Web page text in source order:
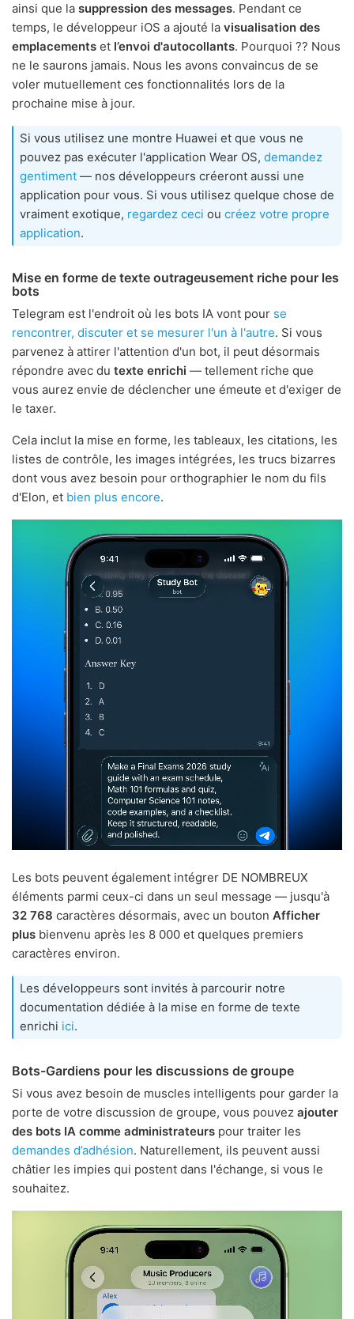
ainsi que la suppression des messages. Pendant ce
temps, le développeur iOS a ajouté la visualisation des
emplacements et l’envoi d'autocollants. Pourquoi ?? Nous
ne le saurons jamais. Nous les avons convaincus de se
voler mutuellement ces fonctionnalités lors de la
prochaine mise à jour.
Si vous utilisez une montre Huawei et que vous ne
pouvez pas exécuter l'application Wear OS, demandez
gentiment — nos développeurs créeront aussi une
application pour vous. Si vous utilisez quelque chose de
vraiment exotique, regardez ceci ou créez votre propre
application.
Mise en forme de texte outrageusement riche pour les
bots
Telegram est l'endroit où les bots IA vont pour se
rencontrer, discuter et se mesurer l'un à l'autre. Si vous
parvenez à attirer l'attention d'un bot, il peut désormais
répondre avec du texte enrichi — tellement riche que
vous aurez envie de déclencher une émeute et d'exiger de
le taxer.
Cela inclut la mise en forme, les tableaux, les citations, les
listes de contrôle, les images intégrées, les trucs bizarres
dont vous avez besoin pour orthographier le nom du fils
d'Elon, et bien plus encore.
Les bots peuvent également intégrer DE NOMBREUX
éléments parmi ceux-ci dans un seul message — jusqu'à
32 768 caractères désormais, avec un bouton Afficher
plus bienvenu après les 8 000 et quelques premiers
caractères environ.
Les développeurs sont invités à parcourir notre
documentation dédiée à la mise en forme de texte
enrichi ici.
Bots-Gardiens pour les discussions de groupe
Si vous avez besoin de muscles intelligents pour garder la
porte de votre discussion de groupe, vous pouvez ajouter
des bots IA comme administrateurs pour traiter les
demandes d’adhésion. Naturellement, ils peuvent aussi
châtier les impies qui postent dans l'échange, si vous le
souhaitez.